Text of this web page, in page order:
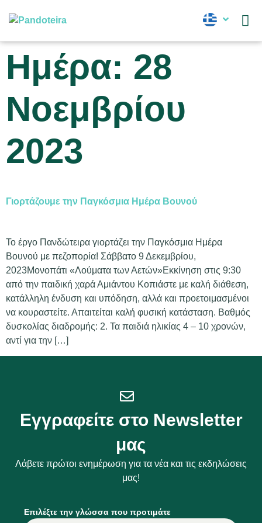
Ημέρα: 28
Νοεμβρίου
2023
Γιορτάζουμε την Παγκόσμια Ημέρα Βουνού
Το έργο Πανδώτειρα γιορτάζει την Παγκόσμια Ημέρα
Βουνού με πεζοπορία! Σάββατο 9 Δεκεμβρίου,
2023Μονοπάτι «Λούματα των Αετών»Εκκίνηση στις 9:30
από την παιδική χαρά Αμιάντου Κοπιάστε με καλή διάθεση,
κατάλληλη ένδυση και υπόδηση, αλλά και προετοιμασμένοι
να κουραστείτε. Απαιτείται καλή φυσική κατάσταση. Βαθμός
δυσκολίας διαδρομής: 2. Τα παιδιά ηλικίας 4 – 10 χρονών,
αντί για την […]
Εγγραφείτε στο Newsletter
μας
Λάβετε πρώτοι ενημέρωση για τα νέα και τις εκδηλώσεις
μας!
Επιλέξτε την γλώσσα που προτιμάτε